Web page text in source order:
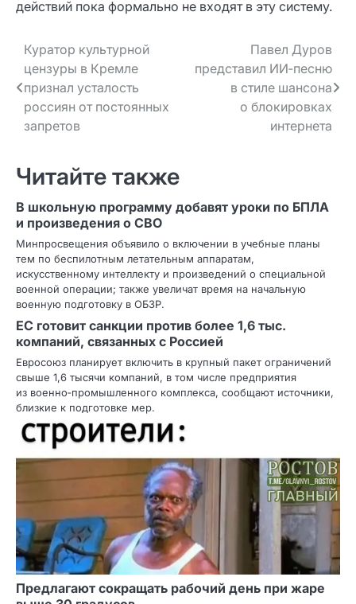
действий пока формально не входят в эту систему.
Навигация
по записям
Куратор культурной
цензуры в Кремле
признал усталость
россиян от постоянных
запретов
Павел Дуров
представил ИИ‑песню
в стиле шансона
о блокировках
интернета
Читайте также
В школьную программу добавят уроки по БПЛА
и произведения о СВО
Минпросвещения объявило о включении в учебные планы
тем по беспилотным летательным аппаратам,
искусственному интеллекту и произведений о специальной
военной операции; также увеличат время на начальную
военную подготовку в ОБЗР.
ЕС готовит санкции против более 1,6 тыс.
компаний, связанных с Россией
Евросоюз планирует включить в крупный пакет ограничений
свыше 1,6 тысячи компаний, в том числе предприятия
из военно‑промышленного комплекса, сообщают источники,
близкие к подготовке мер.
Предлагают сокращать рабочий день при жаре